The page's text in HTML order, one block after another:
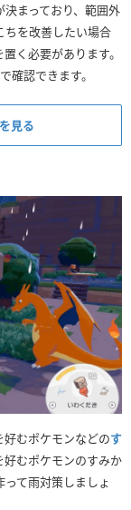
まっており、範囲外
ちを改善したい場合
く必要があります。
確認できます。
見る
むポケモンなどのす
むポケモンのすみか
って雨対策しましょ